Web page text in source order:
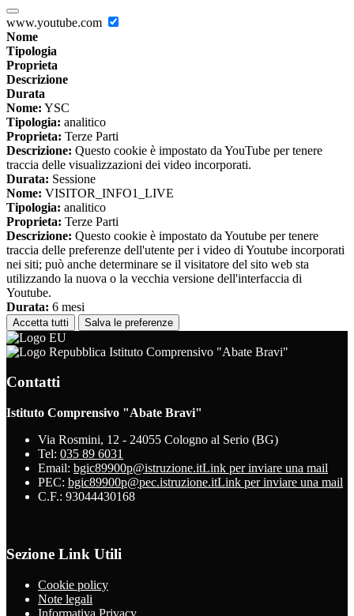
www.youtube.com
Nome
Tipologia
Proprieta
Descrizione
Durata
Nome: YSC
Tipologia: analitico
Proprieta: Terze Parti
Descrizione: Questo cookie è impostato da YouTube per tenere
traccia delle visualizzazioni dei video incorporati.
Durata: Sessione
Nome: VISITOR_INFO1_LIVE
Tipologia: analitico
Proprieta: Terze Parti
Descrizione: Questo cookie è impostato da Youtube per tenere
traccia delle preferenze dell'utente per i video di Youtube incorporati
nei siti; può anche determinare se il visitatore del sito web sta
utilizzando la nuova o la vecchia versione dell'interfaccia di
Youtube.
Durata: 6 mesi
Accetta tutti Salva le preferenze
Istituto Comprensivo "Abate Bravi"
Contatti
Istituto Comprensivo "Abate Bravi"
Via Rosmini, 12 - 24055 Cologno al Serio (BG)
Tel: 035 89 6031
Email: bgic89900p@istruzione.itLink per inviare una mail
PEC: bgic89900p@pec.istruzione.itLink per inviare una mail
C.F.: 93044430168
Sezione Link Utili
Cookie policy
Note legali
Informativa Privacy